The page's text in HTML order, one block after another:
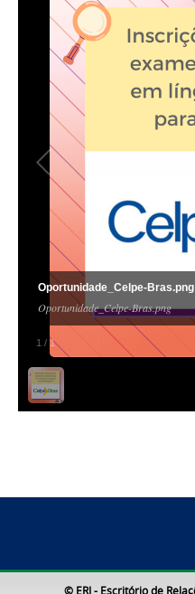
1 / 1
Oportunidade_Celpe-Bras.png
Oportunidade_Celpe-Bras.png
© ERI - Escritório de